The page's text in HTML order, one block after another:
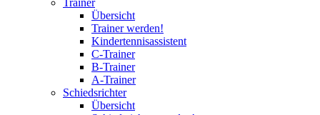
Trainer
Übersicht
Trainer werden!
Kindertennisassistent
C-Trainer
B-Trainer
A-Trainer
Schiedsrichter
Übersicht